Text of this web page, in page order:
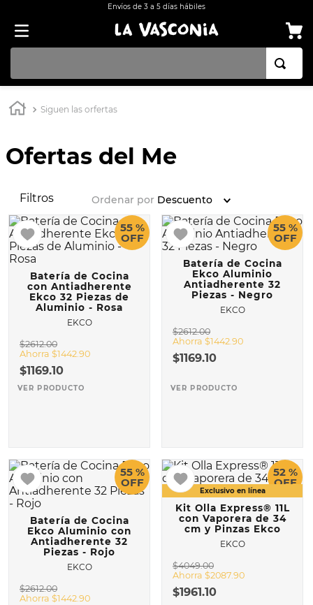
Envíos de 3 a 5 días hábiles
Siguen las orfertas
Ofertas del Me
Filtros Ordenar por Descuento
55 %
OFF
Batería de Cocina
con Antiadherente
Ekco 32 Piezas de
Aluminio - Rosa
EKCO
$2612.00
Ahorra $1442.90
$1169.10
VER PRODUCTO
55 %
OFF
Batería de Cocina
Ekco Aluminio
Antiadherente 32
Piezas - Negro
EKCO
$2612.00
Ahorra $1442.90
$1169.10
VER PRODUCTO
55 %
OFF
Batería de Cocina
Ekco Aluminio con
Antiadherente 32
Piezas - Rojo
EKCO
$2612.00
Ahorra $1442.90
52 %
OFF
Kit Olla Express® 11L
con Vaporera de 34
cm y Pinzas Ekco
EKCO
$4049.00
Ahorra $2087.90
$1961.10
1. OLLA
3. ARROCERA
5
. VAPORERAS
7. ACERO INOXIDABLE
BATERÍA
COMAL